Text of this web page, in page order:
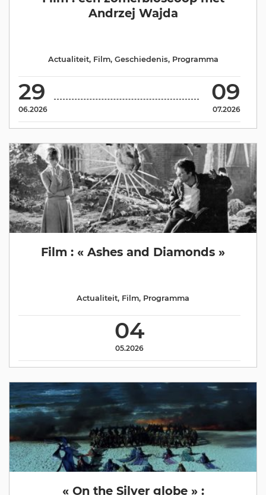
Andrzej Wajda
29
06.2026
09
07.2026
Actualiteit, Film, Geschiedenis, Programma
Film : « Ashes and Diamonds »
04
05.2026
Actualiteit, Film, Programma
« On the Silver globe » :